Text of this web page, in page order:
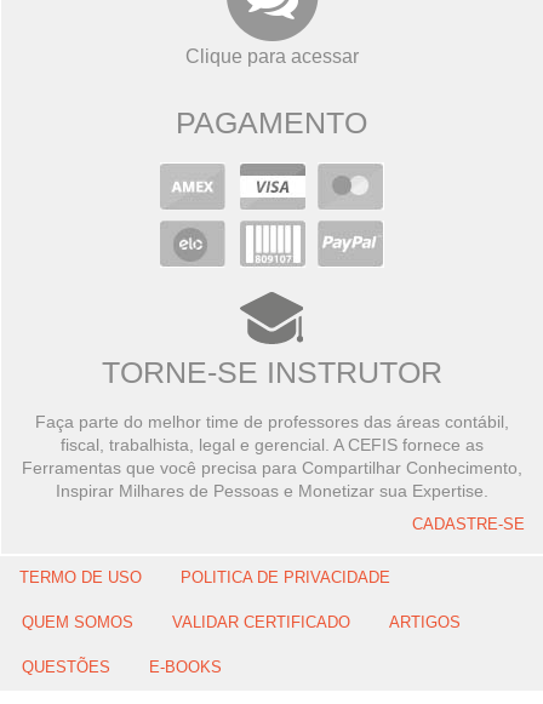
Clique para acessar
PAGAMENTO
TORNE-SE INSTRUTOR
Faça parte do melhor time de professores das áreas contábil,
fiscal, trabalhista, legal e gerencial. A CEFIS fornece as
Ferramentas que você precisa para Compartilhar Conhecimento,
Inspirar Milhares de Pessoas e Monetizar sua Expertise.
CADASTRE-SE
TERMO DE USO POLITICA DE PRIVACIDADE
QUEM SOMOS VALIDAR CERTIFICADO ARTIGOS
QUESTÕES E-BOOKS